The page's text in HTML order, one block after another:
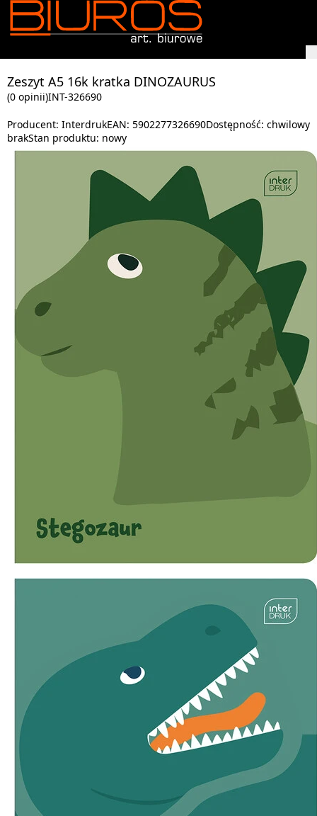
Zeszyt A5 16k kratka DINOZAURUS
(0 opinii)INT-326690
Producent: InterdrukEAN: 5902277326690Dostępność: chwilowy
brakStan produktu: nowy